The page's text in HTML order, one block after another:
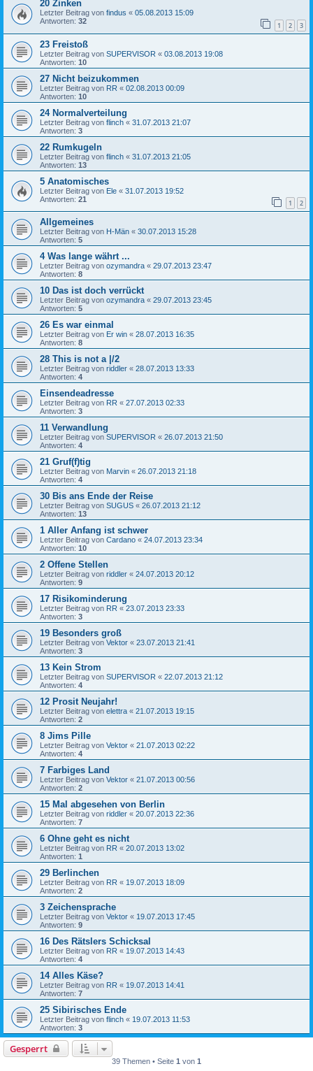
20 Zinken
Letzter Beitrag von findus « 05.08.2013 15:09
Antworten: 32 1 2 3
23 Freistoß
Letzter Beitrag von SUPERVISOR « 03.08.2013 19:08
Antworten: 10
27 Nicht beizukommen
Letzter Beitrag von RR « 02.08.2013 00:09
Antworten: 10
24 Normalverteilung
Letzter Beitrag von flinch « 31.07.2013 21:07
Antworten: 3
22 Rumkugeln
Letzter Beitrag von flinch « 31.07.2013 21:05
Antworten: 13
5 Anatomisches
Letzter Beitrag von Ele « 31.07.2013 19:52
Antworten: 21 1 2
Allgemeines
Letzter Beitrag von H-Män « 30.07.2013 15:28
Antworten: 5
4 Was lange währt ...
Letzter Beitrag von ozymandra « 29.07.2013 23:47
Antworten: 8
10 Das ist doch verrückt
Letzter Beitrag von ozymandra « 29.07.2013 23:45
Antworten: 5
26 Es war einmal
Letzter Beitrag von Er win « 28.07.2013 16:35
Antworten: 8
28 This is not a |/2
Letzter Beitrag von riddler « 28.07.2013 13:33
Antworten: 4
Einsendeadresse
Letzter Beitrag von RR « 27.07.2013 02:33
Antworten: 3
11 Verwandlung
Letzter Beitrag von SUPERVISOR « 26.07.2013 21:50
Antworten: 4
21 Gruf(f)tig
Letzter Beitrag von Marvin « 26.07.2013 21:18
Antworten: 4
30 Bis ans Ende der Reise
Letzter Beitrag von SUGUS « 26.07.2013 21:12
Antworten: 13
1 Aller Anfang ist schwer
Letzter Beitrag von Cardano « 24.07.2013 23:34
Antworten: 10
2 Offene Stellen
Letzter Beitrag von riddler « 24.07.2013 20:12
Antworten: 9
17 Risikominderung
Letzter Beitrag von RR « 23.07.2013 23:33
Antworten: 3
19 Besonders groß
Letzter Beitrag von Vektor « 23.07.2013 21:41
Antworten: 3
13 Kein Strom
Letzter Beitrag von SUPERVISOR « 22.07.2013 21:12
Antworten: 4
12 Prosit Neujahr!
Letzter Beitrag von elettra « 21.07.2013 19:15
Antworten: 2
8 Jims Pille
Letzter Beitrag von Vektor « 21.07.2013 02:22
Antworten: 4
7 Farbiges Land
Letzter Beitrag von Vektor « 21.07.2013 00:56
Antworten: 2
15 Mal abgesehen von Berlin
Letzter Beitrag von riddler « 20.07.2013 22:36
Antworten: 7
6 Ohne geht es nicht
Letzter Beitrag von RR « 20.07.2013 13:02
Antworten: 1
29 Berlinchen
Letzter Beitrag von RR « 19.07.2013 18:09
Antworten: 2
3 Zeichensprache
Letzter Beitrag von Vektor « 19.07.2013 17:45
Antworten: 9
16 Des Rätslers Schicksal
Letzter Beitrag von RR « 19.07.2013 14:43
Antworten: 4
14 Alles Käse?
Letzter Beitrag von RR « 19.07.2013 14:41
Antworten: 7
25 Sibirisches Ende
Letzter Beitrag von flinch « 19.07.2013 11:53
Antworten: 3
Gesperrt
39 Themen • Seite 1 von 1